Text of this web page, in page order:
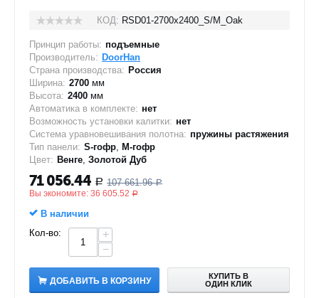
КОД: RSD01-2700х2400_S/M_Oak
Принцип работы: подъемные
Производитель: DoorHan
Страна производства: Россия
Ширина: 2700 мм
Высота: 2400 мм
Автоматика в комплекте: нет
Возможность установки калитки: нет
Система уравновешивания полотна: пружины растяжения
Тип панели: S-гофр, M-гофр
Цвет: Венге, Золотой Дуб
71 056.44 Р 107 661.96 Р
Вы экономите: 36 605.52 Р
В наличии
Кол-во:
+
−
ДОБАВИТЬ В КОРЗИНУ
КУПИТЬ В
ОДИН КЛИК